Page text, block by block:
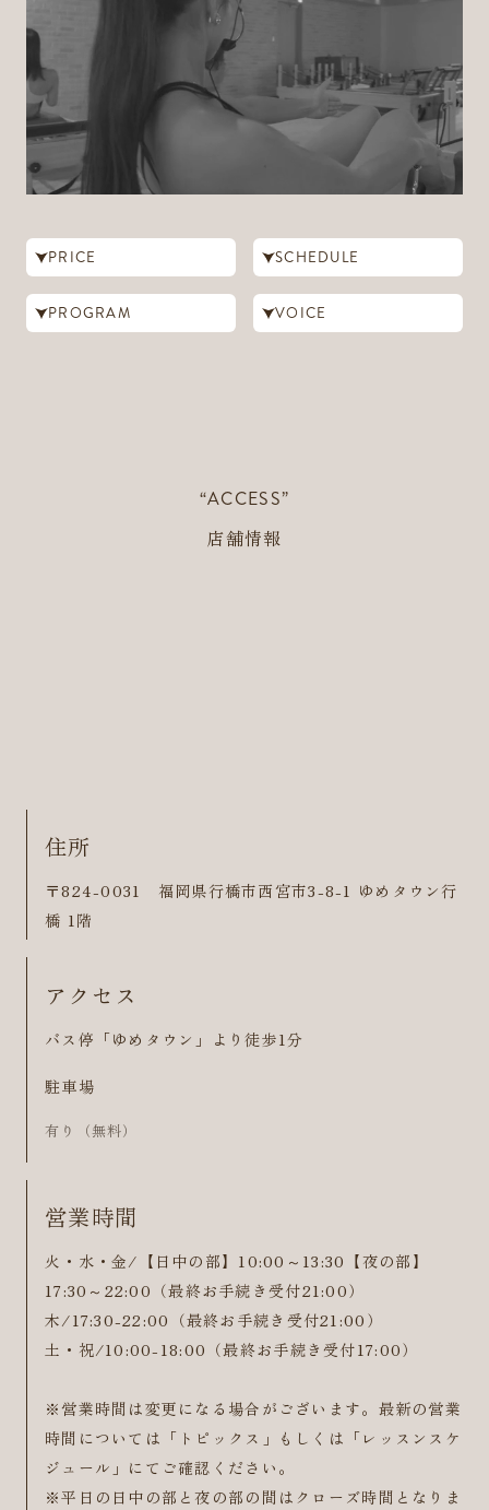
PRICE SCHEDULE
PROGRAM VOICE
“ACCESS”
店舗情報
住所
〒824-0031 福岡県行橋市西宮市3-8-1 ゆめタウン行
橋 1階
アクセス
バス停「ゆめタウン」より徒歩1分
駐車場
有り（無料）
営業時間
火・水・金/【日中の部】10:00～13:30【夜の部】
17:30～22:00（最終お手続き受付21:00）
木/17:30-22:00（最終お手続き受付21:00）
土・祝/10:00-18:00（最終お手続き受付17:00）
※営業時間は変更になる場合がございます。最新の営業
時間については「トピックス」もしくは「レッスンスケ
ジュール」にてご確認ください。
※平日の日中の部と夜の部の間はクローズ時間となりま